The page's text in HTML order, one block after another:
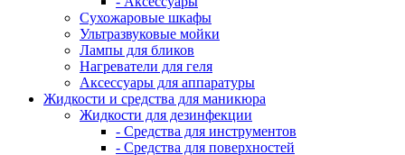
Сухожаровые шкафы
Ультразвуковые мойки
Лампы для бликов
Нагреватели для геля
Аксессуары для аппаратуры
Жидкости и средства для маникюра
Жидкости для дезинфекции
- Средства для инструментов
- Средства для поверхностей